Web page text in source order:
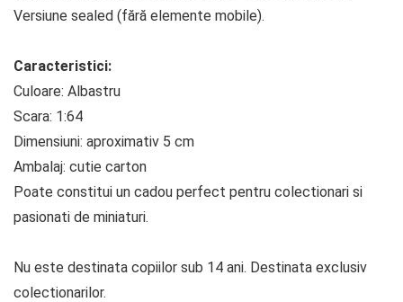
Versiune sealed (fără elemente mobile).
Caracteristici:
Culoare: Albastru
Scara: 1:64
Dimensiuni: aproximativ 5 cm
Ambalaj: cutie carton
Poate constitui un cadou perfect pentru colectionari si
pasionati de miniaturi.
Nu este destinata copiilor sub 14 ani. Destinata exclusiv
colectionarilor.